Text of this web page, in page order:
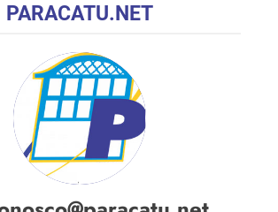
PARACATU.NET